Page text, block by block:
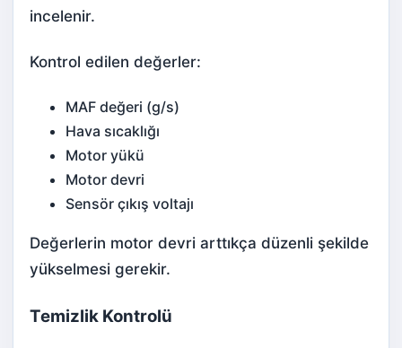
incelenir.
Kontrol edilen değerler:
MAF değeri (g/s)
Hava sıcaklığı
Motor yükü
Motor devri
Sensör çıkış voltajı
Değerlerin motor devri arttıkça düzenli şekilde
yükselmesi gerekir.
Temizlik Kontrolü